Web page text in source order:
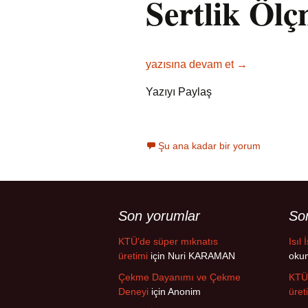
Sertlik
Sertlik Deneyleri – Rockwell,
yazısına devam et →
Yazıyı Paylaş
Şu ana kadar bir yorum
Son yorumlar
KTÜ’de süper mıknatıs
üretimi için Nuri KARAMAN
Çekme Dayanımı ve Çekme
Deneyi için Anonim
Isıl